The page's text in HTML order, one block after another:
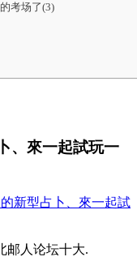
考场了(3)
、來一起試玩一
新型占卜、來一起試
邮人论坛十大.